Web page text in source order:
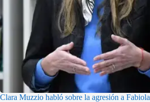
Clara Muzzio habló sobre la agresión a Fabiola